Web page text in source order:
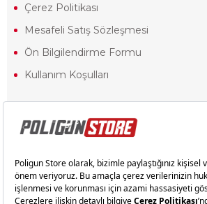
Çerez Politikası
Mesafeli Satış Sözleşmesi
Ön Bilgilendirme Formu
Kullanım Koşulları
18 yaşından küçük olduğunuz halde siteye
sözleşmesinde yer alan hükümlere ters
kısıtlamalardan dolayı oluşabilecek herhangi
yasal sorumluluk ve yükümlülükler tamamen
Yasa gereği 18 yaşından küçük olanların
alışveriş yapmaları yasaktır. Konuyla ilgili
sözleşmemimizi